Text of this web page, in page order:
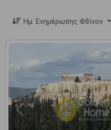
Ημ. Ενημέρωσης Φθίνον
Previous